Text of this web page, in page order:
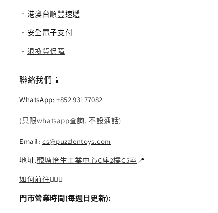
．港澳台順豐速遞
．安全電子支付
． 退換貨保障
聯絡我們 📱
WhatsApp: +852 93177082
(只限whatsapp查詢, 不設通話)
Email:cs@puzzlentoys.com
地址:觀塘怡生工業中心C座2樓C5室 📍
如何前往🏃🏻‍♂️
門市營業時間(每週日更新):